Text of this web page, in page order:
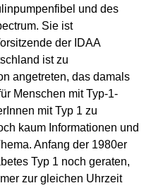
und des
Sie ist
der IDAA
ist zu
angetreten, das damals
Menschen mit Typ-1-
mit Typ 1 zu
kaum Informationen und
Anfang der 1980er
Typ 1 noch geraten,
zur gleichen Uhrzeit